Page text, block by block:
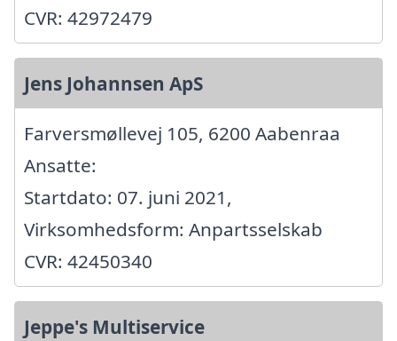
CVR: 42972479
Jens Johannsen ApS
Farversmøllevej 105, 6200 Aabenraa
Ansatte:
Startdato: 07. juni 2021,
Virksomhedsform: Anpartsselskab
CVR: 42450340
Jeppe's Multiservice